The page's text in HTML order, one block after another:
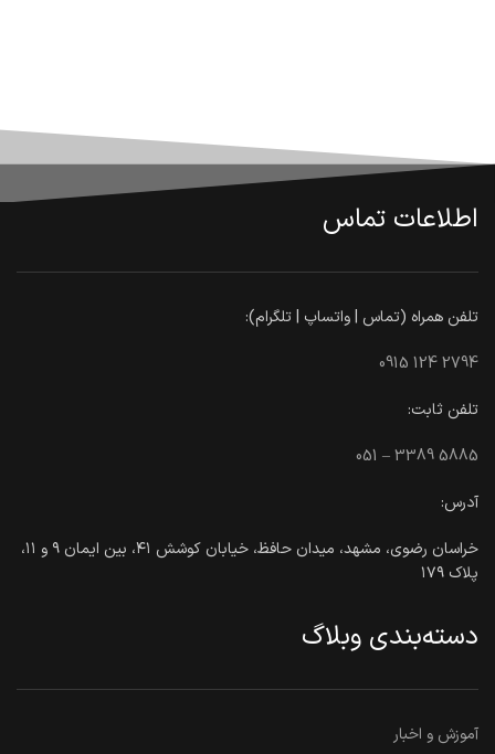
اطلاعات تماس
تلفن همراه (تماس | واتساپ | تلگرام):
0915 124 2794
تلفن ثابت:
051 – 3389 5885
آدرس:
خراسان رضوی، مشهد، میدان حافظ، خیابان کوشش ۴۱، بین ایمان ۹ و ۱۱،
پلاک ۱۷۹
دسته‌بندی وبلاگ
آموزش و اخبار